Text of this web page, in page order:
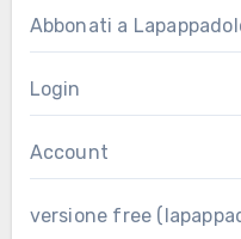
Abbonati a
Login
Account
versione free